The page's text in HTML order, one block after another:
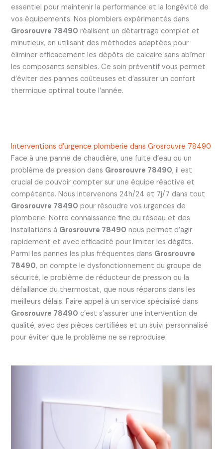
essentiel pour maintenir la performance et la longévité de
vos équipements. Nos plombiers expérimentés dans
Grosrouvre 78490 réalisent un détartrage complet et
minutieux, en utilisant des méthodes adaptées pour
éliminer efficacement les dépôts de calcaire sans abîmer
les composants sensibles. Ce soin préventif vous permet
d’éviter des pannes coûteuses et d’assurer un confort
thermique optimal toute l’année.
Interventions d’urgence plomberie dans Grosrouvre 78490
Face à une panne de chaudière, une fuite d’eau ou un
problème de pression dans Grosrouvre 78490, il est
crucial de pouvoir compter sur une équipe réactive et
compétente. Nous intervenons 24h/24 et 7j/7 dans tout
Grosrouvre 78490 pour résoudre vos urgences de
plomberie. Notre connaissance fine du réseau et des
installations à Grosrouvre 78490 nous permet d’agir
rapidement et avec efficacité pour limiter les dégâts.
Parmi les pannes les plus fréquentes dans Grosrouvre
78490, on compte le dysfonctionnement du groupe de
sécurité, le problème de réducteur de pression ou la
défaillance du thermostat, que nous réparons dans les
meilleurs délais. Faire appel à un service spécialisé dans
Grosrouvre 78490 c’est s’assurer une intervention de
qualité, avec des pièces certifiées et un suivi personnalisé
pour éviter que le problème ne se reproduise.